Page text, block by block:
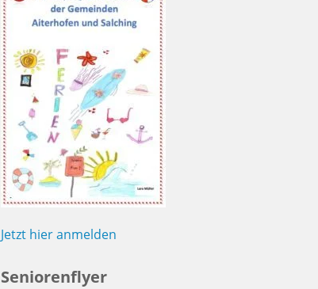
Jetzt hier anmelden
Seniorenflyer